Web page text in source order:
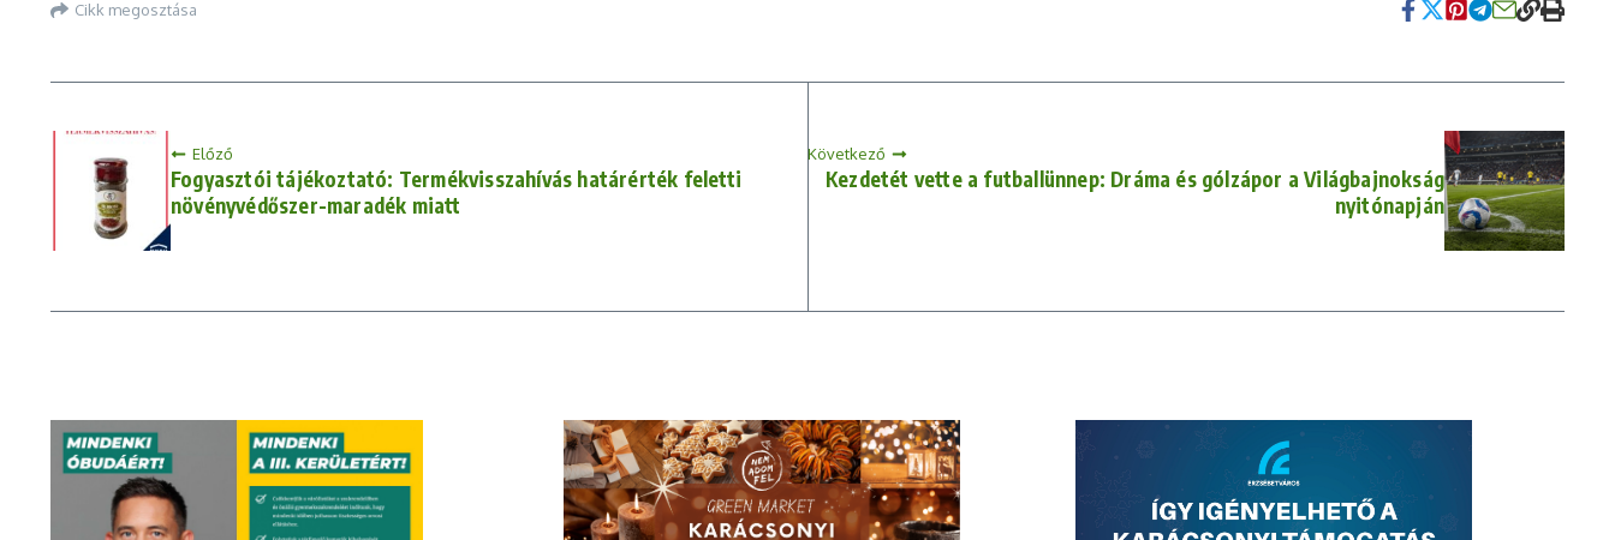
Cikk megosztása
Előző
Fogyasztói tájékoztató: Termékvisszahívás határérték feletti
növényvédőszer-maradék miatt
Következő
Kezdetét vette a futballünnep: Dráma és gólzápor a Világbajnokság
nyitónapján